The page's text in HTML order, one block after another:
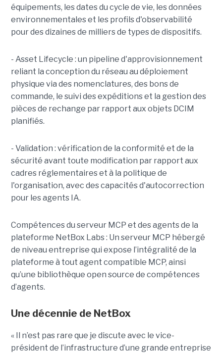
équipements, les dates du cycle de vie, les données
environnementales et les profils d'observabilité
pour des dizaines de milliers de types de dispositifs.
- Asset Lifecycle : un pipeline d'approvisionnement
reliant la conception du réseau au déploiement
physique via des nomenclatures, des bons de
commande, le suivi des expéditions et la gestion des
pièces de rechange par rapport aux objets DCIM
planifiés.
- Validation : vérification de la conformité et de la
sécurité avant toute modification par rapport aux
cadres réglementaires et à la politique de
l'organisation, avec des capacités d'autocorrection
pour les agents IA.
Compétences du serveur MCP et des agents de la
plateforme NetBox Labs : Un serveur MCP hébergé
de niveau entreprise qui expose l’intégralité de la
plateforme à tout agent compatible MCP, ainsi
qu’une bibliothèque open source de compétences
d’agents.
Une décennie de NetBox
« Il n’est pas rare que je discute avec le vice-
président de l’infrastructure d’une grande entreprise